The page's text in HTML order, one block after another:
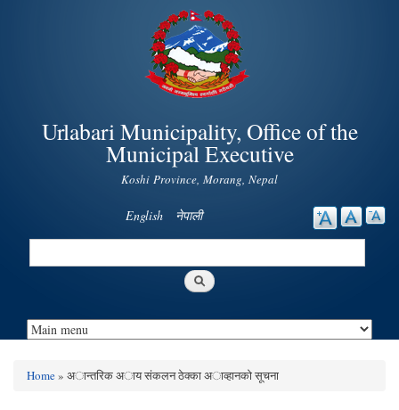
Skip to
main
content
Urlabari Municipality, Office of the
Municipal Executive
Koshi Province, Morang, Nepal
English नेपाली
Search
Home» अान्तरिक अाय संकलन ठेक्का अाव्हानकाे सूचना